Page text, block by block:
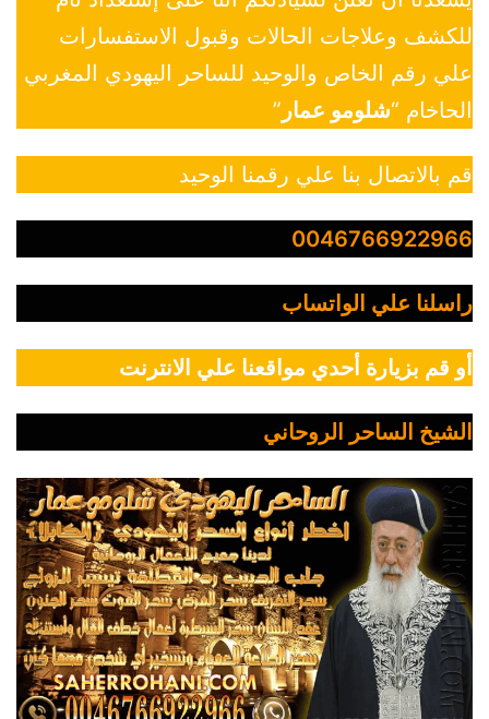
للكشف وعلاجات الحالات وقبول الاستفسارات
علي رقم الخاص والوحيد للساحر اليهودي المغربي
الحاخام “شلومو عمار ”
قم بالاتصال بنا علي رقمنا الوحيد
0046766922966
راسلنا علي الواتساب
أو قم بزيارة أحدي مواقعنا علي الانترنت
الشيخ الساحر الروحاني